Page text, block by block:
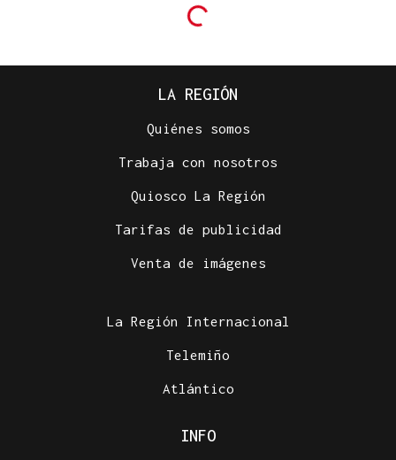
LA REGIÓN
Quiénes somos
Trabaja con nosotros
Quiosco La Región
Tarifas de publicidad
Venta de imágenes
La Región Internacional
Telemiño
Atlántico
INFO